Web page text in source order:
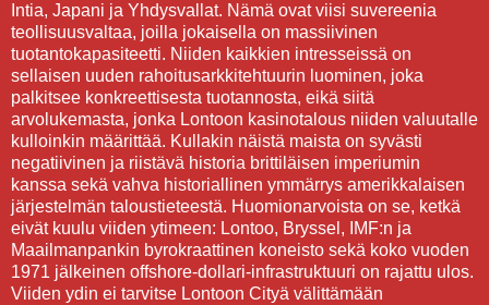
Intia, Japani ja Yhdysvallat. Nämä ovat viisi suvereenia
teollisuusvaltaa, joilla jokaisella on massiivinen
tuotantokapasiteetti. Niiden kaikkien intresseissä on
sellaisen uuden rahoitusarkkitehtuurin luominen, joka
palkitsee konkreettisesta tuotannosta, eikä siitä
arvolukemasta, jonka Lontoon kasinotalous niiden valuutalle
kulloinkin määrittää. Kullakin näistä maista on syvästi
negatiivinen ja riistävä historia brittiläisen imperiumin
kanssa sekä vahva historiallinen ymmärrys amerikkalaisen
järjestelmän taloustieteestä. Huomionarvoista on se, ketkä
eivät kuulu viiden ytimeen: Lontoo, Bryssel, IMF:n ja
Maailmanpankin byrokraattinen koneisto sekä koko vuoden
1971 jälkeinen offshore-dollari-infrastruktuuri on rajattu ulos.
Viiden ydin ei tarvitse Lontoon Cityä välittämään